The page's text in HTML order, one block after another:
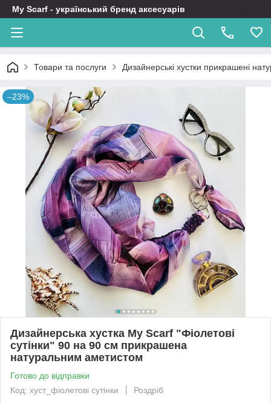
My Scarf - український бренд аксесуарів
Товари та послуги Дизайнерські хустки прикрашені
–23%
Дизайнерська хустка My Scarf "Фіолетові
сутінки" 90 на 90 см прикрашена
натуральним аметистом
Готово до відправки
Код: хуст_фіолетові сутінки
Роздріб